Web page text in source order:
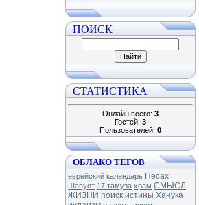
ПОИСК
СТАТИСТИКА
Онлайн всего: 3
Гостей: 3
Пользователей: 0
ОБЛАКО ТЕГОВ
еврейский календарь Песах
Шавуот 17 тамуза храм СМЫСЛ
ЖИЗНИ поиск истины Ханука